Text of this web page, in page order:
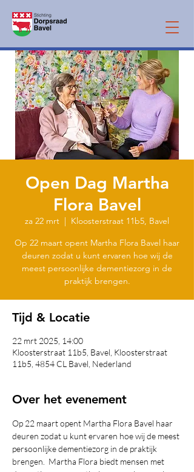
Open Dag Martha
Flora Bavel
za 22 mrt
  |
Kloosterstraat 11b5, Bavel
Op 22 maart opent Martha Flora Bavel haar
deuren zodat u kunt ervaren hoe wij de
meest persoonlijke dementiezorg in de
praktijk brengen.
Tijd & Locatie
22 mrt 2025, 14:00
Kloosterstraat 11b5, Bavel, Kloosterstraat
11b5, 4854 CL Bavel, Nederland
Over het evenement
Op 22 maart opent Martha Flora Bavel haar
deuren zodat u kunt ervaren hoe wij de meest
persoonlijke dementiezorg in de praktijk
brengen.  Martha Flora biedt mensen met